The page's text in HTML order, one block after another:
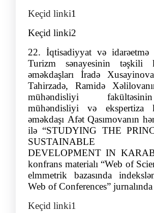
Keçid linki1
Keçid linki2
22. İqtisadiyyat və idarəetmə
Turizm sənayesinin təşkili
əməkdaşları İradə Xusay
Tahirzadə, Ramidə
mühəndisliyi
mühəndisliyi və ekspertiza
əməkdaşı AfətQasımovanın
ilə “STUDYING THE
SUSTAINABLE
DEVELOPMENT IN
konfrans materialı “Web of
elmmetrik bazasında
Web of Conferences”
Keçid linki1